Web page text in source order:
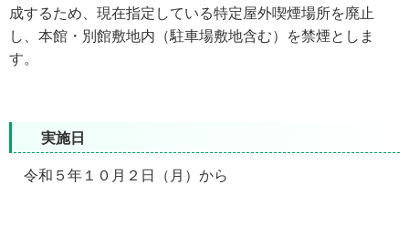
成するため、現在指定している特定屋外喫煙場所を廃止
し、本館・別館敷地内（駐車場敷地含む）を禁煙としま
す。
実施日
令和５年１０月２日（月）から